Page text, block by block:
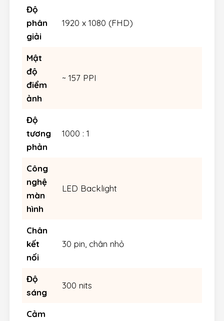
Độ
phân
giải
1920 x 1080 (FHD)
Mật
độ
điểm
ảnh
~ 157 PPI
Độ
tương
phản
1000 : 1
Công
nghệ
màn
hình
LED Backlight
Chân
kết
nối
30 pin, chân nhỏ
Độ
sáng
300 nits
Cảm